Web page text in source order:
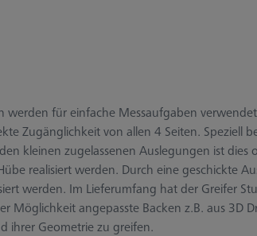
werden für einfache Messaufgaben
Zugänglichkeit von allen 4 Seiten. Speziell
kleinen zugelassenen Auslegungen ist dies
realisiert werden. Durch eine geschickte
werden. Im Lieferumfang hat der Greifer
Möglichkeit angepasste Backen z.B. aus 3D
ihrer Geometrie zu greifen.